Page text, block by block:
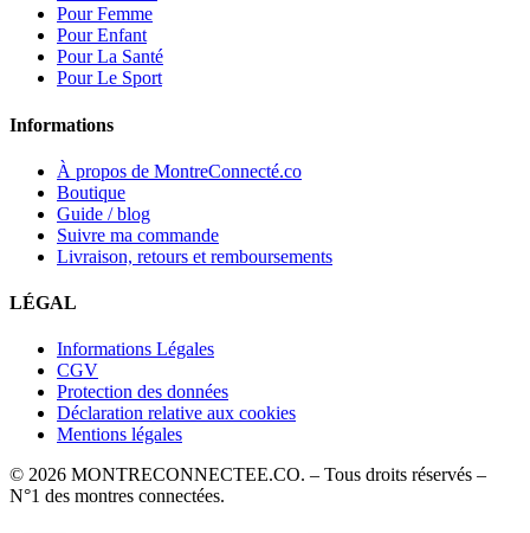
Pour Femme
Pour Enfant
Pour La Santé
Pour Le Sport
Informations
À propos de MontreConnecté.co
Boutique
Guide / blog
Suivre ma commande
Livraison, retours et remboursements
LÉGAL
Informations Légales
CGV
Protection des données
Déclaration relative aux cookies
Mentions légales
© 2026 MONTRECONNECTEE.CO. – Tous droits réservés –
N°1 des montres connectées.